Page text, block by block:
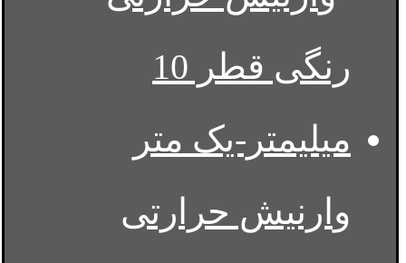
وارنیش حرارتی